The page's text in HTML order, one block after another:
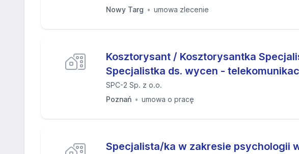
Nowy Targ
umowa zlecenie
Kosztorysant / Kosztorysantka
Specjalistka ds. wycen -
SPC-2 Sp. z o.o.
Poznań
umowa o pracę
Specjalista/ka w zakresie psychologii